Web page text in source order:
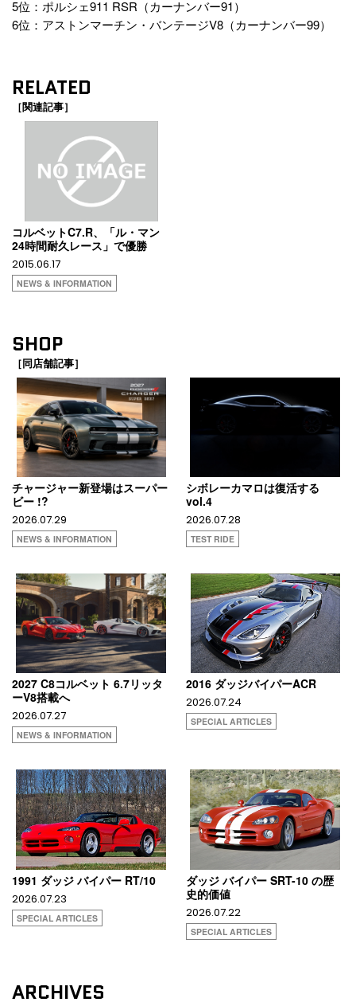
5位：ポルシェ911 RSR（カーナンバー91）
6位：アストンマーチン・バンテージV8（カーナンバー99）
RELATED
［関連記事］
コルベットC7.R、「ル・マン
24時間耐久レース」で優勝
2015.06.17
NEWS & INFORMATION
SHOP
［同店舗記事］
チャージャー新登場はスーパー
ビー !?
2026.07.29
NEWS & INFORMATION
シボレーカマロは復活する
vol.4
2026.07.28
TEST RIDE
2027 C8コルベット 6.7リッタ
ーV8搭載へ
2026.07.27
NEWS & INFORMATION
2016 ダッジバイパーACR
2026.07.24
SPECIAL ARTICLES
1991 ダッジ バイパー RT/10
2026.07.23
SPECIAL ARTICLES
ダッジ バイパー SRT-10 の歴
史的価値
2026.07.22
SPECIAL ARTICLES
ARCHIVES